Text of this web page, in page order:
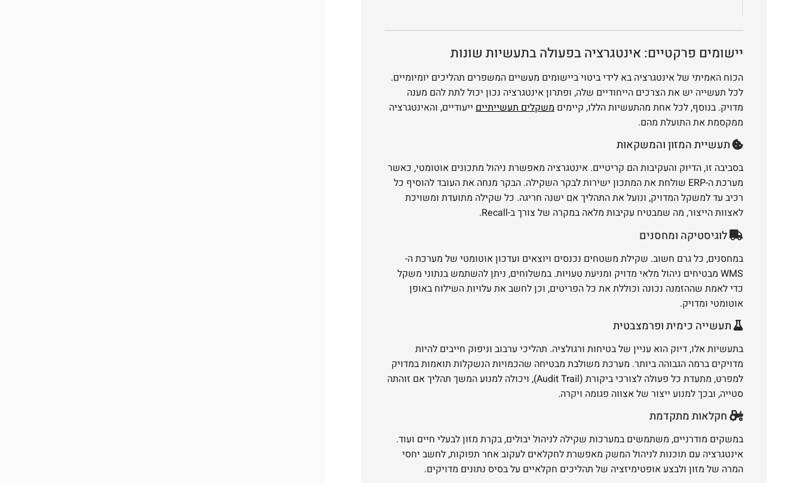
יישומים פרקטיים: אינטגרציה בפעולה בתעשיות שונות
הכוח האמיתי של אינטגרציה בא לידי ביטוי ביישומים מעשיים המשפרים תהליכים יומיומיים.
לכל תעשייה יש את הצרכים הייחודיים שלה, ופתרון אינטגרציה נכון יכול לתת להם מענה
מדויק. בנוסף, לכל אחת מהתעשיות הללו, קיימים משקלים תעשייתיים ייעודיים, והאינטגרציה
ממקסמת את התועלת מהם.
תעשיית המזון והמשקאות
בסביבה זו, הדיוק והעקיבות הם קריטיים. אינטגרציה מאפשרת ניהול מתכונים אוטומטי, כאשר
מערכת ה-ERP שולחת את המתכון ישירות לבקר השקילה. הבקר מנחה את העובד להוסיף כל
רכיב עד למשקל המדויק, ונועל את התהליך אם ישנה חריגה. כל שקילה מתועדת ומשויכת
לאצוות הייצור, מה שמבטיח עקיבות מלאה במקרה של צורך ב-Recall.
לוגיסטיקה ומחסנים
במחסנים, כל גרם חשוב. שקילת משטחים נכנסים ויוצאים ועדכון אוטומטי של מערכת ה-
WMS מבטיחים ניהול מלאי מדויק ומניעת טעויות. במשלוחים, ניתן להשתמש בנתוני משקל
כדי לאמת שההזמנה נכונה וכוללת את כל הפריטים, וכן לחשב את עלויות השילוח באופן
אוטומטי ומדויק.
תעשייה כימית ופרמצבטית
בתעשיות אלו, דיוק הוא עניין של בטיחות ורגולציה. תהליכי ערבוב וניפוק חייבים להיות
מדויקים ברמה הגבוהה ביותר. מערכת משולבת מבטיחה שהכמויות הנשקלות תואמות במדויק
למפרט, מתעדת כל פעולה לצורכי ביקורת (Audit Trail), ויכולה למנוע המשך תהליך אם זוהתה
סטייה, ובכך למנוע ייצור של אצווה פגומה ויקרה.
חקלאות מתקדמת
במשקים מודרניים, משתמשים במערכות שקילה לניהול יבולים, בקרת מזון לבעלי חיים ועוד.
אינטגרציה עם תוכנות לניהול המשק מאפשרת לחקלאים לעקוב אחר תפוקות, לחשב יחסי
המרה של מזון ולבצע אופטימיזציה של תהליכים חקלאיים על בסיס נתונים מדויקים.